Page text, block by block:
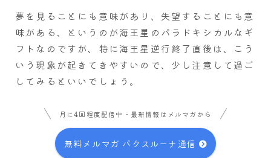
夢を見ることにも意味があり、失望することにも意
味がある、というのが海王星のパラドキシカルなギ
フトなのですが、特に海王星逆行終了直後は、こう
いう現象が起きてきやすいので、少し注意して過ご
してみるといいでしょう。
月に4回程度配信中・最新情報はメルマガから
無料メルマガ パクスルーナ通信